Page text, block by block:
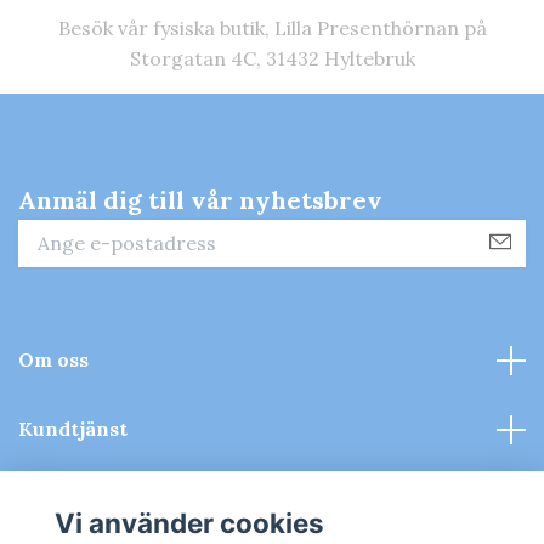
Besök vår fysiska butik, Lilla Presenthörnan på
Storgatan 4C, 31432 Hyltebruk
Anmäl dig till vår nyhetsbrev
Om oss
Kundtjänst
Vi använder cookies